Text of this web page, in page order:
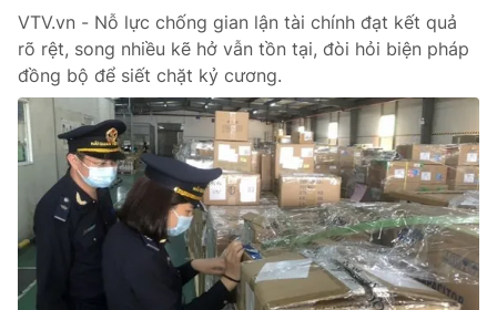
VTV.vn - Nỗ lực chống gian lận tài chính đạt kết quả
rõ rệt, song nhiều kẽ hở vẫn tồn tại, đòi hỏi biện pháp
đồng bộ để siết chặt kỷ cương.